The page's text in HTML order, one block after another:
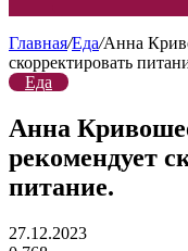
Главная/Еда/Анна
скорректировать
Еда
Анна
рекомендует
питание.
27.12.2023